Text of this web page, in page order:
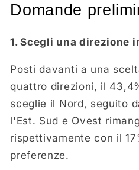
Domande
1. Scegli una direzione
Posti davanti a una
quattro direzioni, il
sceglie il Nord, seguito
l'Est. Sud e Ovest
rispettivamente con il
preferenze.